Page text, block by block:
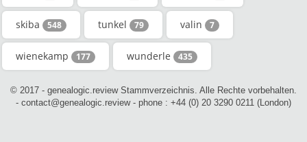
skiba 548 tunkel 79 valin 7
wienekamp 177 wunderle 435
© 2017 - genealogic.review Stammverzeichnis. Alle Rechte vorbehalten.
- contact@genealogic.review - phone : +44 (0) 20 3290 0211 (London)